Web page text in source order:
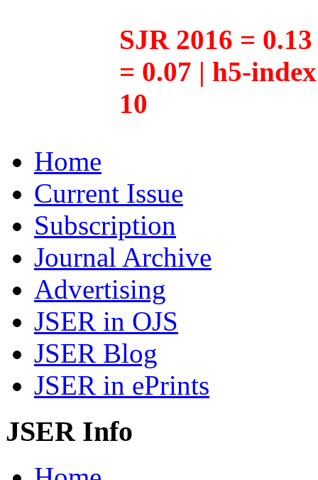
SJR 2016 =
= 0.07 | h5-
10
Home
Current Issue
Subscription
Journal Archive
Advertising
JSER in OJS
JSER Blog
JSER in ePrints
JSER Info